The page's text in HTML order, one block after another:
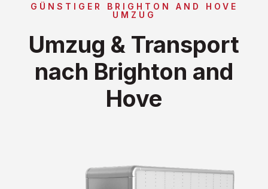
GÜNSTIGER BRIGHTON AND HOVE
UMZUG
Umzug & Transport
nach Brighton and
Hove